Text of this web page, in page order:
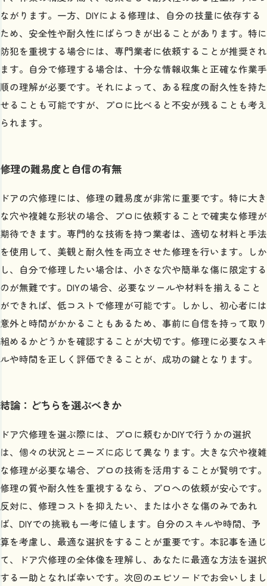
ながります。一方、DIYによる修理は、自分の技量に依存する
ため、安全性や耐久性にばらつきが出ることがあります。特に
防犯を重視する場合には、専門業者に依頼することが推奨され
ます。自分で修理する場合は、十分な情報収集と正確な作業手
順の理解が必要です。それによって、ある程度の耐久性を持た
せることも可能ですが、プロに比べると不安が残ることも考え
られます。
修理の難易度と自信の有無
ドアの穴修理には、修理の難易度が非常に重要です。特に大き
な穴や複雑な形状の場合、プロに依頼することで確実な修理が
期待できます。専門的な技術を持つ業者は、適切な材料と手法
を使用して、美観と耐久性を両立させた修理を行います。しか
し、自分で修理したい場合は、小さな穴や簡単な傷に限定する
のが無難です。DIYの場合、必要なツールや材料を揃えること
ができれば、低コストで修理が可能です。しかし、初心者には
意外と時間がかかることもあるため、事前に自信を持って取り
組めるかどうかを確認することが大切です。修理に必要なスキ
ルや時間を正しく評価できることが、成功の鍵となります。
結論：どちらを選ぶべきか
ドア穴修理を選ぶ際には、プロに頼むかDIYで行うかの選択
は、個々の状況とニーズに応じて異なります。大きな穴や複雑
な修理が必要な場合、プロの技術を活用することが賢明です。
修理の質や耐久性を重視するなら、プロへの依頼が安心です。
反対に、修理コストを抑えたい、または小さな傷のみであれ
ば、DIYでの挑戦も一考に値します。自分のスキルや時間、予
算を考慮し、最適な選択をすることが重要です。本記事を通じ
て、ドア穴修理の全体像を理解し、あなたに最適な方法を選択
する一助となれば幸いです。次回のエピソードでお会いしまし